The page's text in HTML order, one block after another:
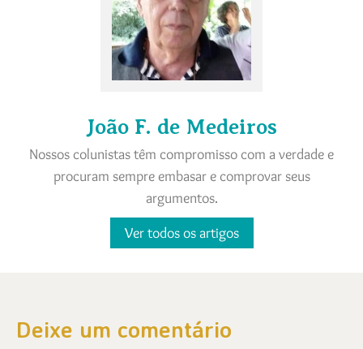
João F. de Medeiros
Nossos colunistas têm compromisso com a verdade e
procuram sempre embasar e comprovar seus
argumentos.
Ver todos os artigos
Deixe um comentário